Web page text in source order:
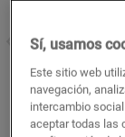
Sí, usamos
Este sitio web
navegación,
intercambio
aceptar todas las